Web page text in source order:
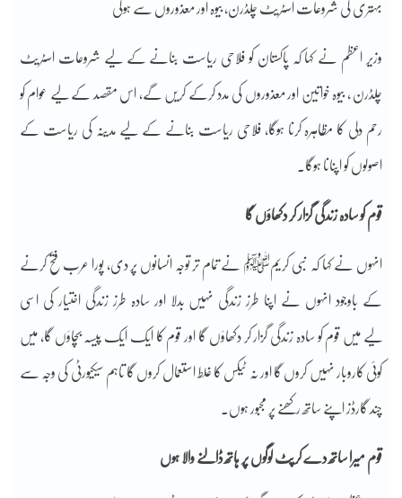
بہتری کی شروعات اسٹریٹ چلڈرن، بیوہ اور معذوروں سے ہوگی
وزیر اعظم نے کہا کہ پاکستان کو فلاحی ریاست بنانے کے لیے شروعات اسٹریٹ
چلڈرن ، بیوہ خواتین اور معذوروں کی مدد کرکے کریں گے، اس مقصد کے لیے عوام کو
رحم دلی کا مظاہرہ کرنا ہوگا، فلاحی ریاست بنانے کے لیے مدینہ کی ریاست کے
اصولوں کو اپنانا ہوگا۔
قوم کو سادہ زندگی گزار کر دکھاؤں گا
انہوں نے کہا کہ نبی کریمﷺ نے تمام تر توجہ انسانوں پر دی، پورا عرب فتح کرنے
کے باوجود انہوں نے اپنا طرز زندگی نہیں بدلا اور سادہ طرز زندگی اختیار کی اسی
لیے میں قوم کو سادہ زندگی گزار کر دکھاؤں گا اور قوم کا ایک ایک پیسہ بچاؤں گا، میں
کوئی کاروبار نہیں کروں گا اور نہ ٹیکس کا غلط استعمال کروں گا تاہم سیکیورٹی کی وجہ سے
چند گارڈز اپنے ساتھ رکھنے پر مجبور ہوں۔
قوم میرا ساتھ دے کرپٹ لوگوں پر ہاتھ ڈالنے والا ہوں